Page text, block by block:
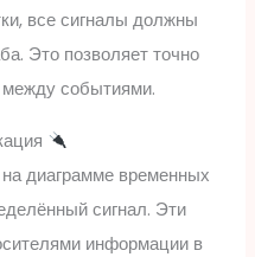
все сигналы должны
Это позволяет точно
событиями.
диаграмме временных
сигнал. Эти
информации в